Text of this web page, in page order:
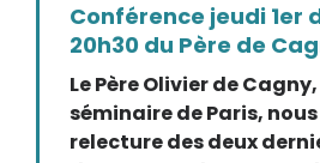
Conférence jeudi 1er
20h30 du Père de
Le Père Olivier de
séminaire de Paris,
relecture des deux